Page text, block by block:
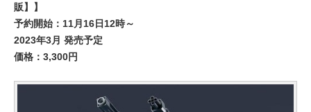
販】】
予約開始：11月16日12時～
2023年3月 発売予定
価格：3,300円